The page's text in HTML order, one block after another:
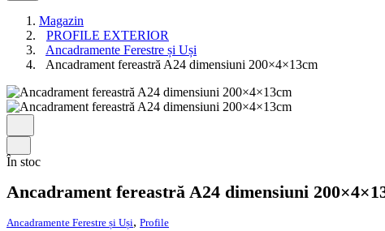
Magazin
PROFILE EXTERIOR
Ancadramente Ferestre și Uși
Ancadrament fereastră A24 dimensiuni 200×4×13cm
În stoc
Ancadrament fereastră A24 dimensiuni
Ancadramente Ferestre și Uși, Profile